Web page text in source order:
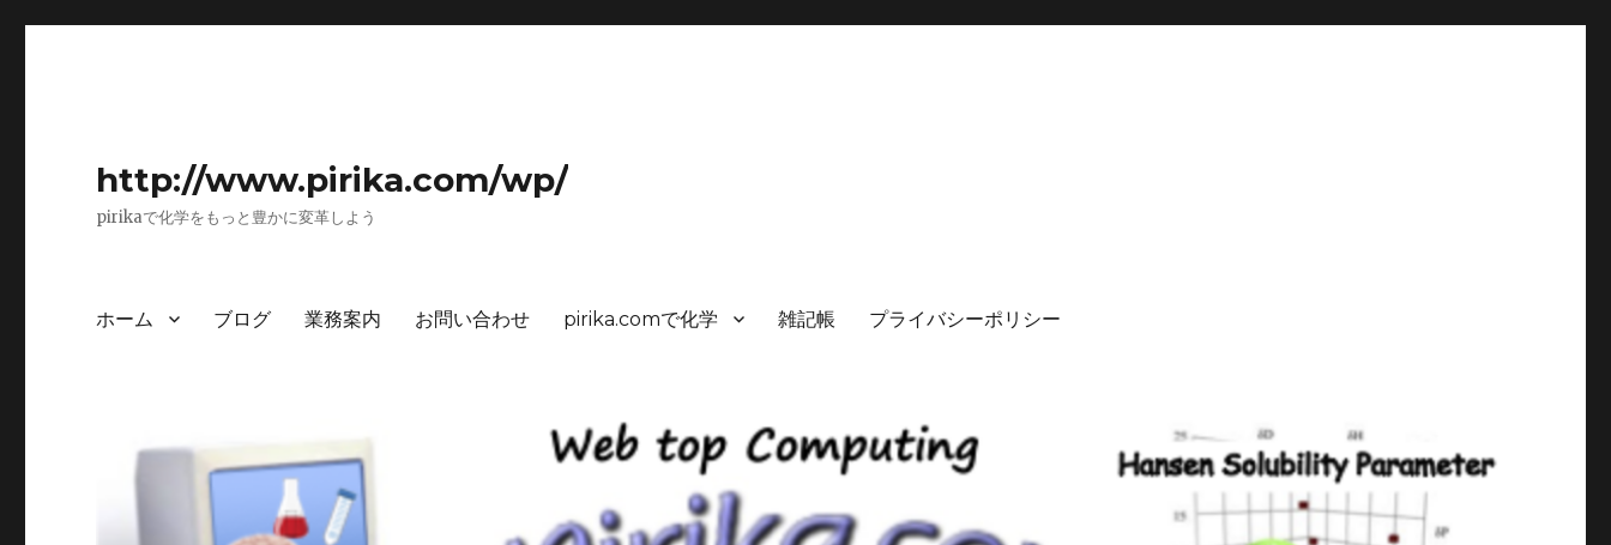
http://www.pirika.com/wp/
pirikaで化学をもっと豊かに変革しよう
ホーム ブログ 業務案内 お問い合わせ pirika.comで化学 雑記帳 プライバシーポリシー